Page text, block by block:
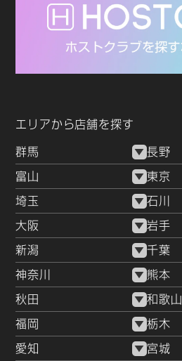
エリアから店舗を探す
群馬 長野
富山 東京
埼玉 石川
大阪 岩手
新潟 千葉
神奈川 熊本
秋田 和歌山
福岡 栃木
愛知 宮城